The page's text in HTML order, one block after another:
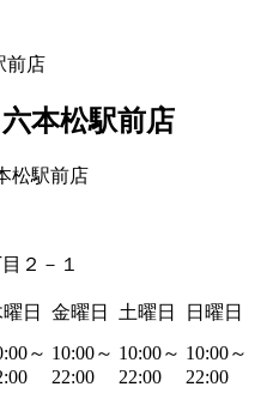
前店
本松駅前店
２－１
日 金曜日 土曜日
日曜日
～ 10:00～
22:00
10:00～
22:00
10:00～
22:00